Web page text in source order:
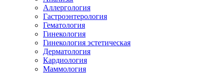
Аллергология
Гастроэнтерология
Гематология
Гинекология
Гинекология эстетическая
Дерматология
Кардиология
Маммология